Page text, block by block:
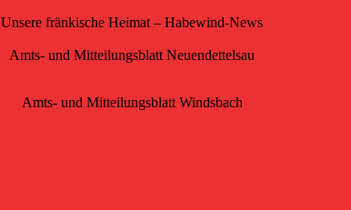
Unsere fränkische Heimat – Habewind-News
Amts- und Mitteilungsblatt Neuendettelsau
Amts- und Mitteilungsblatt Windsbach